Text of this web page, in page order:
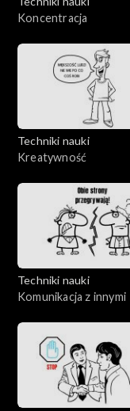
Koncentracja
Techniki nauki
Kreatywność
Techniki nauki
Komunikacja z innymi